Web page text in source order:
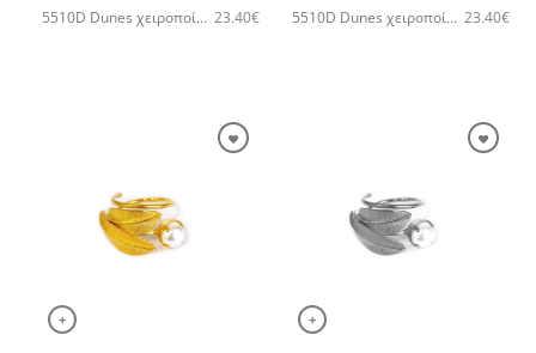
5510D Dunes χειροποίητο δαχτυλιδι Catherine bijoux Ροζ χρυσό 23.40€ 5510D Dunes χειροποίητο δαχτυλιδι Catherine bijoux Ασημί 23.40€
+ +